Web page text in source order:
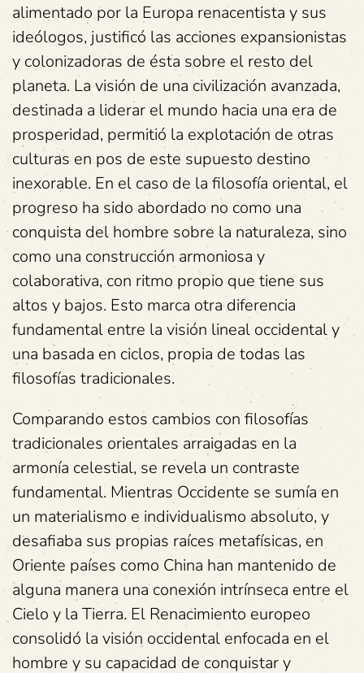
alimentado por la Europa renacentista y sus
ideólogos, justificó las acciones expansionistas
y colonizadoras de ésta sobre el resto del
planeta. La visión de una civilización avanzada,
destinada a liderar el mundo hacia una era de
prosperidad, permitió la explotación de otras
culturas en pos de este supuesto destino
inexorable. En el caso de la filosofía oriental, el
progreso ha sido abordado no como una
conquista del hombre sobre la naturaleza, sino
como una construcción armoniosa y
colaborativa, con ritmo propio que tiene sus
altos y bajos. Esto marca otra diferencia
fundamental entre la visión lineal occidental y
una basada en ciclos, propia de todas las
filosofías tradicionales.
Comparando estos cambios con filosofías
tradicionales orientales arraigadas en la
armonía celestial, se revela un contraste
fundamental. Mientras Occidente se sumía en
un materialismo e individualismo absoluto, y
desafiaba sus propias raíces metafísicas, en
Oriente países como China han mantenido de
alguna manera una conexión intrínseca entre el
Cielo y la Tierra. El Renacimiento europeo
consolidó la visión occidental enfocada en el
hombre y su capacidad de conquistar y